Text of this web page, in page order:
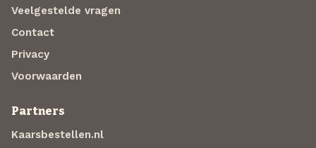
Veelgestelde vragen
Contact
Privacy
Voorwaarden
Partners
Kaarsbestellen.nl